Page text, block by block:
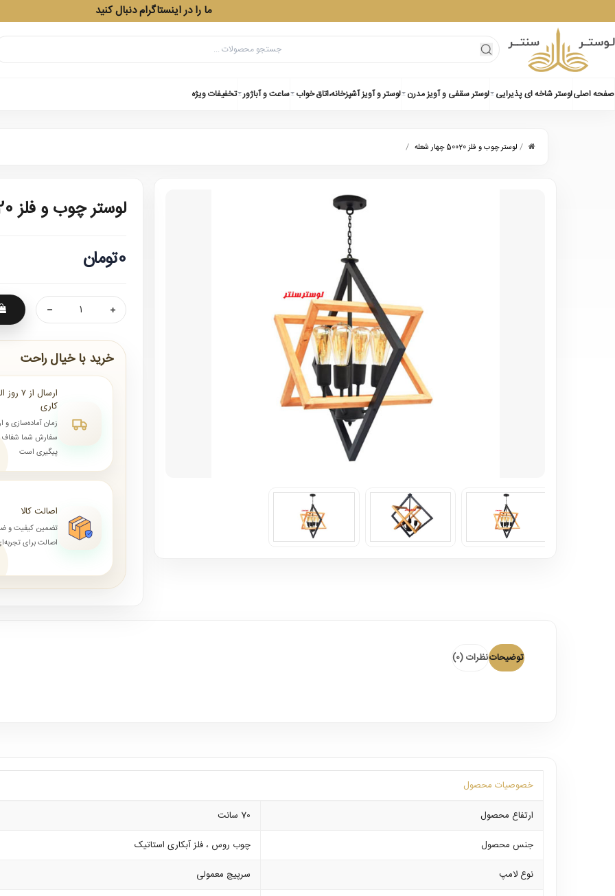
ما را در اینستاگرام دنبال کنید
صفحه اصلیلوستر شاخه ای پذیرایی لوستر سقفی و آویز مدرن لوستر و آویز آشپزخانه،اتاق خواب ساعت و آباژور تخفیفات ویژه
/ لوستر چوب و فلز 50020 چهار شعله /
لوستر چوب و فلز 50020 چهار شعله
0تومان
خرید با خیال راحت
کاری
زمان آماده‌سازی و
سفارش شما شفاف
پیگیری است
اصالت کالا
تضمین کیفیت و
اصالت برای
توضیحاتنظرات (0)
خصوصیات محصول
ارتفاع محصول
70 سانت
جنس محصول
چوب روس ، فلز آبکاری استاتیک
نوع لامپ
سرپیچ معمولی